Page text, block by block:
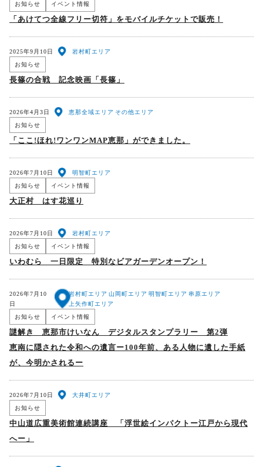
「あけてつ全線フリー切符」をモバイルチケットで販売！
お知らせ イベント情報
長篠の合戦 記念映画「長篠」
お知らせ
2025年9月10日 岩村町エリア
「ここ!ほれ!ワンワンMAP恵那」ができました。
お知らせ
2026年4月3日 恵那全域エリア その他エリア
大正村 はす花巡り
お知らせ イベント情報
2026年7月10日 明智町エリア
いわむら 一日限定 特別なビアガーデンオープン！
お知らせ イベント情報
2026年7月10日 岩村町エリア
謎解き 恵那市けいなん デジタルスタンプラリー 第2弾
恵南に隠された令和への遺言ー100年前、ある人物に遺した手紙
が、今明かされるー
お知らせ イベント情報
2026年7月10
日
岩村町エリア 山岡町エリア 明智町エリア 串原エリア
上矢作町エリア
中山道広重美術館連続講座 「浮世絵インパクトー江戸から現代
へー」
お知らせ
2026年7月10日 大井町エリア